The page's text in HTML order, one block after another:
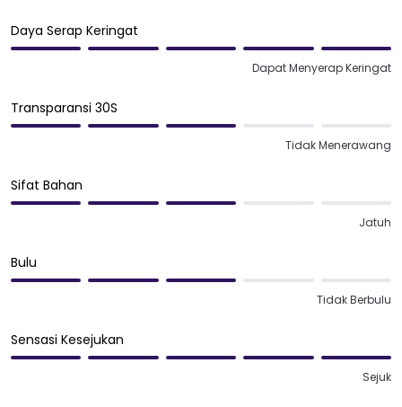
Daya Serap Keringat
Dapat Menyerap Keringat
Transparansi 30S
Tidak Menerawang
Sifat Bahan
Jatuh
Bulu
Tidak Berbulu
Sensasi Kesejukan
Sejuk